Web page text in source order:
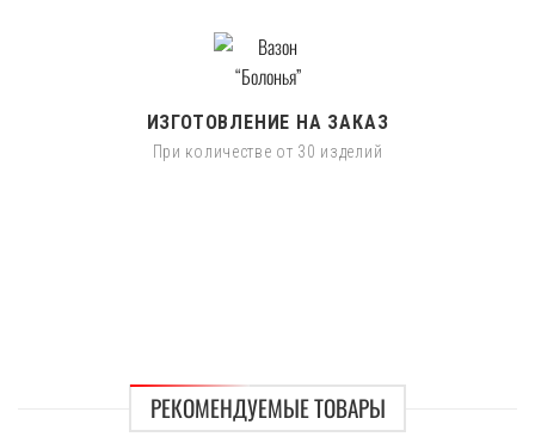
ИЗГОТОВЛЕНИЕ НА ЗАКАЗ
При количестве от 30 изделий
РЕКОМЕНДУЕМЫЕ ТОВАРЫ